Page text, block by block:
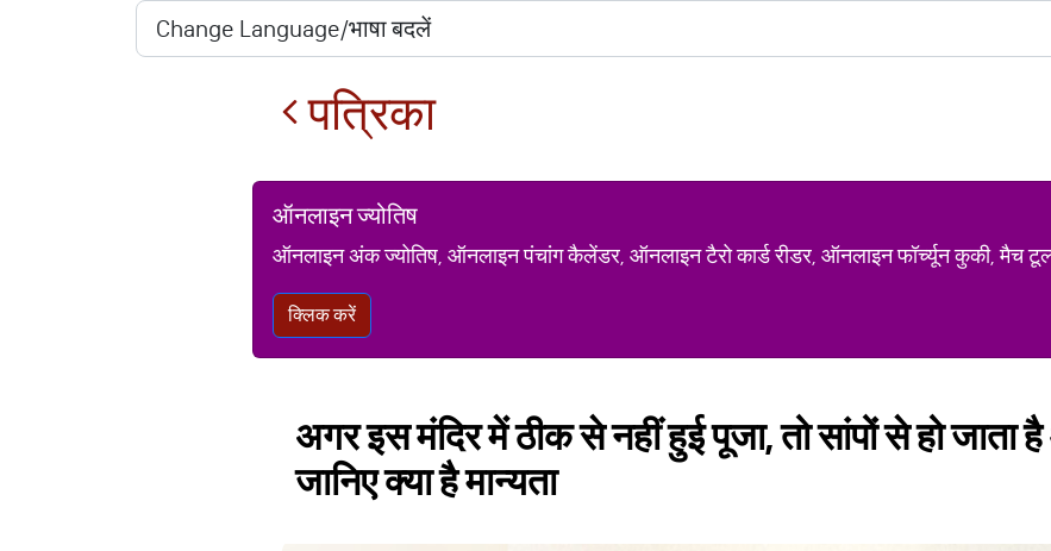
पत्रिका
ऑनलाइन ज्योतिष
ऑनलाइन अंक ज्योतिष, ऑनलाइन पंचांग कैलेंडर, ऑनलाइन टैरो कार्ड रीडर, ऑनलाइन फॉर्च्यून कुकी, मैच
क्लिक करें
अगर इस मंदिर में ठीक से नहीं हुई पूजा, तो सांपों से हो जाता
जानिए क्या है मान्यता